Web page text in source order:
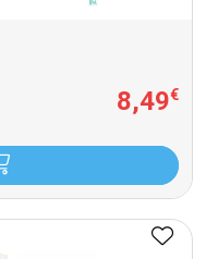
8,49€